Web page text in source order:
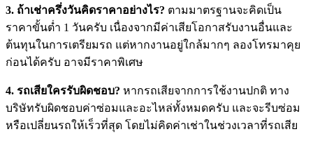
3. ถ้าเช่าครึ่งวันคิดราคาอย่างไร? ตามมาตรฐานจะคิดเป็น
ราคาขั้นต่ำ 1 วันครับ เนื่องจากมีค่าเสียโอกาสรับงานอื่นและ
ต้นทุนในการเตรียมรถ แต่หากงานอยู่ใกล้มากๆ ลองโทรมาคุย
ก่อนได้ครับ อาจมีราคาพิเศษ
4. รถเสียใครรับผิดชอบ? หากรถเสียจากการใช้งานปกติ ทาง
บริษัทรับผิดชอบค่าซ่อมและอะไหล่ทั้งหมดครับ และจะรีบซ่อม
หรือเปลี่ยนรถให้เร็วที่สุด โดยไม่คิดค่าเช่าในช่วงเวลาที่รถเสีย